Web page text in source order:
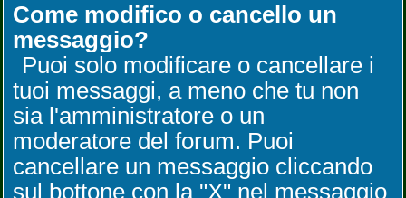
Come modifico o cancello un
messaggio?
Puoi solo modificare o cancellare i
tuoi messaggi, a meno che tu non
sia l'amministratore o un
moderatore del forum. Puoi
cancellare un messaggio cliccando
sul bottone con la "X" nel messaggio